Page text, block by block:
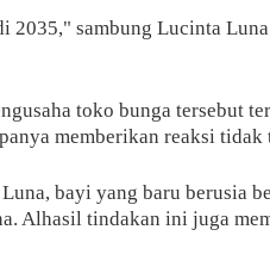
sambung Lucinta
toko bunga tersebut
memberikan reaksi tidak
bayi yang baru berusia
Alhasil tindakan ini juga